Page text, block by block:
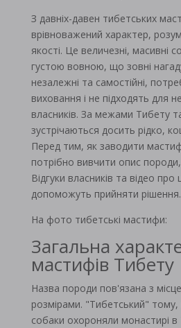
З давніх-давен тибетських
врівноважений характер,
якості. Це величезні, масивні
густою вовною, що зовні
незалежні та самостійні,
виховання і не підходять для
власників. За межами Тибету
зустрічаються досить рідко,
Перед тим, як заводити
потрібно вивчити опис породи,
Відгуки власників та відео про
допоможуть прийняти рішення.
На фото тибетські мастифи:
Загальна
мастифів Тибету
Назва породи пов'язана з
розмірами. "Тибетський" тому,
собаки охороняли монастирі